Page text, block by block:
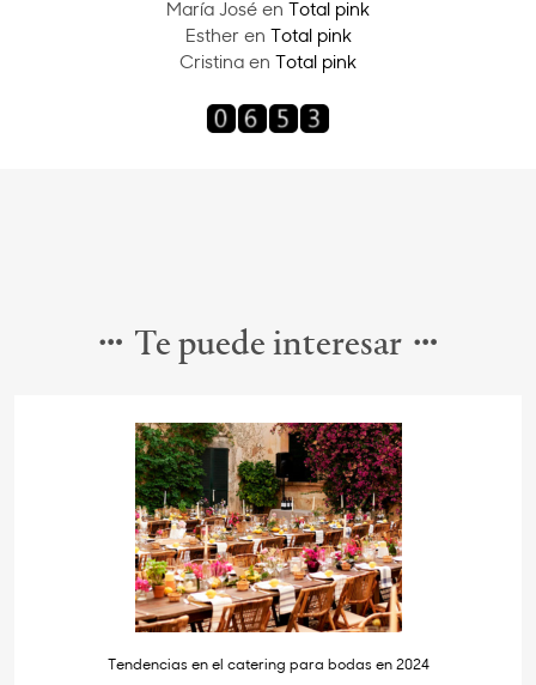
María José en Total pink
Estheren Total pink
Cristina en Total pink
Te puede interesar
Tendencias en el catering para bodas en 2024